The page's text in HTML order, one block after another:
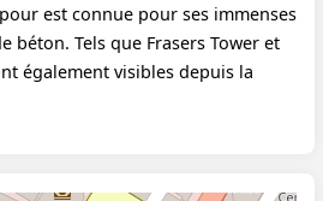
est connue pour ses immenses
béton. Tels que Frasers Tower et
également visibles depuis la